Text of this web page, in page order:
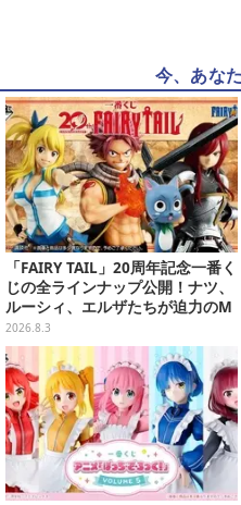
今、あな
「FAIRY TAIL」20周年記念一番く
じの全ラインナップ公開！ナツ、
ルーシィ、エルザたちが迫力のM
ASTERLISEで初登場
2026.8.3